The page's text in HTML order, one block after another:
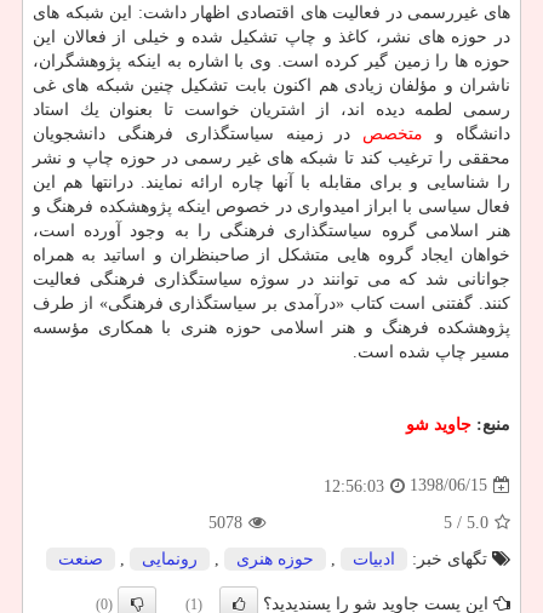
های غیررسمی در فعالیت های اقتصادی اظهار داشت: این شبكه های
در حوزه های نشر، كاغذ و چاپ تشكیل شده و خیلی از فعالان این
حوزه ها را زمین گیر كرده است. وی با اشاره به اینكه پژوهشگران،
ناشران و مؤلفان زیادی هم اكنون بابت تشكیل چنین شبكه های غی
رسمی لطمه دیده اند، از اشتریان خواست تا بعنوان یك استاد
دانشگاه و متخصص در زمینه سیاستگذاری فرهنگی دانشجویان
محققی را ترغیب كند تا شبكه های غیر رسمی در حوزه چاپ و نشر
را شناسایی و برای مقابله با آنها چاره ارائه نمایند. درانتها هم این
فعال سیاسی با ابراز امیدواری در خصوص اینكه پژوهشكده فرهنگ و
هنر اسلامی گروه سیاستگذاری فرهنگی را به وجود آورده است،
خواهان ایجاد گروه هایی متشكل از صاحبنظران و اساتید به همراه
جوانانی شد كه می توانند در سوژه سیاستگذاری فرهنگی فعالیت
كنند. گفتنی است كتاب «درآمدی بر سیاستگذاری فرهنگی» از طرف
پژوهشكده فرهنگ و هنر اسلامی حوزه هنری با همكاری مؤسسه
مسیر چاپ شده است.
منبع: جاوید شو
1398/06/15
12:56:03
5.0
/ 5
5078
تگهای خبر:
ادبیات , حوزه هنری , رونمایی , صنعت
این پست جاوید شو را پسندیدید؟ (1)
(0)